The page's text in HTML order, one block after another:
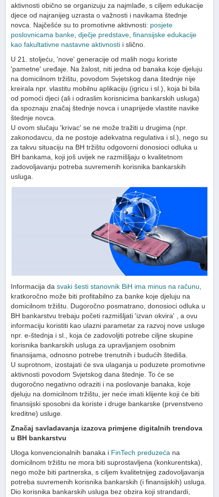
aktivnosti obično se organizuju za najmlađe, s ciljem edukacije
djece od najranijeg uzrasta o važnosti i navikama štednje
novca. Najčešće su to promotivne aktivnosti: posjete
poslovnicama banke ,dječje predstave ,finansijske edukacije
kao fakultativne nastavne aktivnosti i slično.
U 21. stoljeću, 'nove' generacije od malih nogu koriste
'pametne' uređaje. Na žalost, niti jedna od banaka koje djeluju
na domicilnom tržištu, povodom Svjetskog dana štednje nije
kreirala npr. vlastitu mobilnu aplikaciju (igricu i sl.), koja bi bila
od pomoći djeci (ali i odraslim korisnicima bankarskih usluga)
da spoznaju značaj štednje novca i unaprijede vlastite navike
štednje novca.
U ovom slučaju 'krivac' se ne može tražiti u drugima (npr.
zakonodavcu, da ne postoje adekvatna regulativa i sl.), nego su
za takvu situaciju na BH tržištu odgovorni donosioci odluka u
BH bankama, koji još uvijek ne razmišljaju o kvalitetnom
zadovoljavanju potreba suvremenih korisnika bankarskih
usluga.
Informacija dasvaki šesti stanovnik BiH ima minus na računu,
kratkoročno može biti profitabilno za banke koje djeluju na
domicilnom tržištu. Dugoročno posmatrano, donosioci odluka u
BH bankarstvu trebaju početi razmišljati 'izvan okvira' , a ovu
informaciju koristiti kao ulazni parametar za razvoj nove usluge
npr. e-štednja i sl., koja će zadovoljiti potrebe ciljne skupine
korisnika bankarskih usluga za upravljanjem osobnim
finansijama, odnosno potrebe trenutnih i budućih štediša.
U suprotnom, izostajati će sva ulaganja u poduzete promotivne
aktivnosti povodom Svjetskog dana štednje. To će se
dugoročno negativno odraziti i na poslovanje banaka, koje
djeluju na domicilnom tržištu, jer neće imati klijente koji će biti
finansijski sposobni da koriste i druge bankarske (prvenstveno
kreditne) usluge.
Značaj savladavanja izazova primjene digitalnih trendova
u BH bankarstvu
Uloga konvencionalnih banaka i FinTech preduzeća na
domicilnom tržištu ne mora biti suprostavljena (konkurentska),
nego može biti partnerska, s ciljem kvalitetnijeg zadovoljavanja
potreba suvremenih korisnika bankarskih (i finansijskih) usluga.
Dio korisnika bankarskih usluga bez obzira koji strandardi,